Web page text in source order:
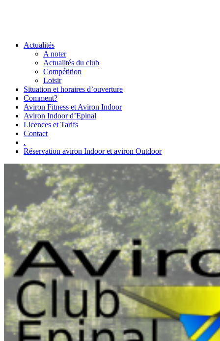
Actualités
A noter
Actualités du club
Compétition
Loisir
Situation et horaires d’ouverture
Comment?
Aviron Fitness et Aviron Indoor
Aviron Indoor d’Epinal
Licences et Tarifs
Contact
.
Réservation aviron Indoor et aviron Outdoor